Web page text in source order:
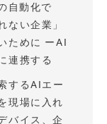
自動化で
ない企業」
ために ーAI
連携する
するAIエー
現場に入れ
バイス、企